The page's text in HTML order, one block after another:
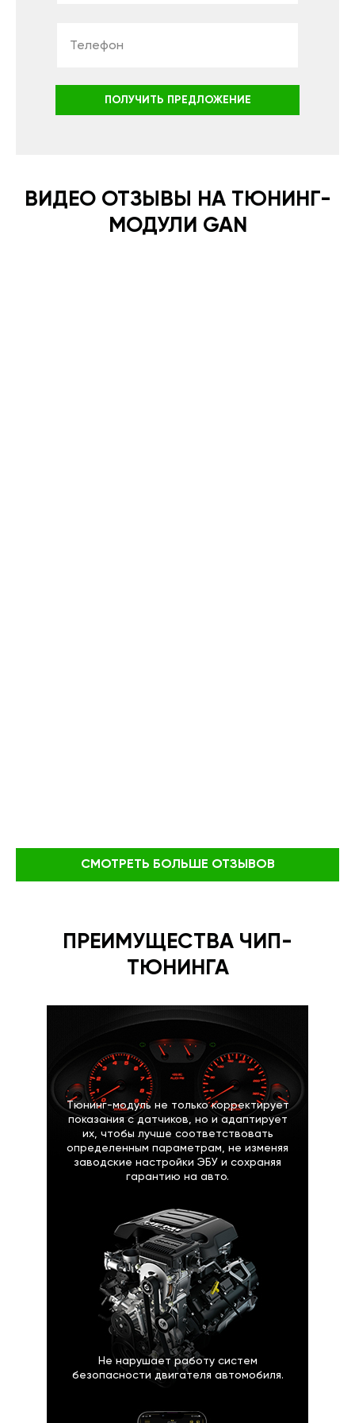
ПОЛУЧИТЬ ПРЕДЛОЖЕНИЕ
ВИДЕО ОТЗЫВЫ НА ТЮНИНГ-
МОДУЛИ GAN
СМОТРЕТЬ БОЛЬШЕ ОТЗЫВОВ
ПРЕИМУЩЕСТВА ЧИП-
ТЮНИНГА
Тюнинг-модуль не только корректирует
показания с датчиков, но и адаптирует
их, чтобы лучше соответствовать
определенным параметрам, не изменяя
заводские настройки ЭБУ и сохраняя
гарантию на авто.
Не нарушает работу систем
безопасности двигателя автомобиля.